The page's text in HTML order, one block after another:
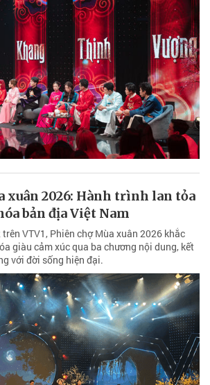
xuân 2026: Hành trình lan tỏa
bản địa Việt Nam
VTV1, Phiên chợ Mùa xuân 2026 khắc
giàu cảm xúc qua ba chương nội dung, kết
với đời sống hiện đại.